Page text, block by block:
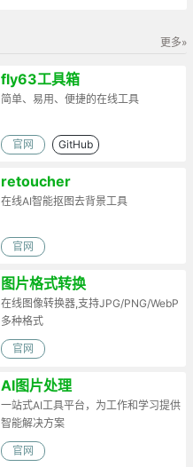
更多»
fly63工具箱
简单、易用、便捷的在线工具
官网 GitHub
retoucher
在线AI智能抠图去背景工具
官网
图片格式转换
在线图像转换器,支持JPG/PNG/WebP
多种格式
官网
AI图片处理
一站式AI工具平台，为工作和学习提供
智能解决方案
官网